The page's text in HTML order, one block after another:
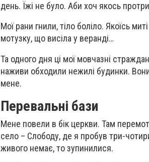
день. Їжі не було. Аби хоч якось
Мої рани гнили, тіло боліло. Якоїсь
мотузку, що висіла у веранді…
Та одного дня ці мої мовчазні
наживи обходили нежилі будинки.
мене.
Перевальні бази
Мене повели в бік церкви. Там
село – Слободу, де я пробув три-
живого немає, то зупинилися.